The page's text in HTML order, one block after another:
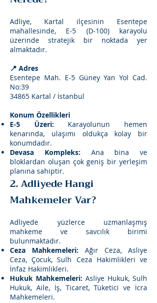
Adliye, Kartal ilçesinin Esentepe
mahallesinde, E-5 (D-100) karayolu
üzerinde stratejik bir noktada yer
almaktadır.
📍 Adres
Esentepe Mah. E-5 Güney Yan Yol Cad.
No:39
34865 Kartal / İstanbul
Konum Özellikleri
E-5 Üzeri: Karayolunun hemen
kenarında, ulaşımı oldukça kolay bir
konumdadır.
Devasa Kompleks: Ana bina ve
bloklardan oluşan çok geniş bir yerleşim
planına sahiptir.
2. Adliyede Hangi
Mahkemeler Var?
Adliyede yüzlerce uzmanlaşmış
mahkeme ve savcılık birimi
bulunmaktadır.
Ceza Mahkemeleri: Ağır Ceza, Asliye
Ceza, Çocuk, Sulh Ceza Hakimlikleri ve
İnfaz Hakimlikleri.
Hukuk Mahkemeleri: Asliye Hukuk, Sulh
Hukuk, Aile, İş, Ticaret, Tüketici ve İcra
Mahkemeleri.